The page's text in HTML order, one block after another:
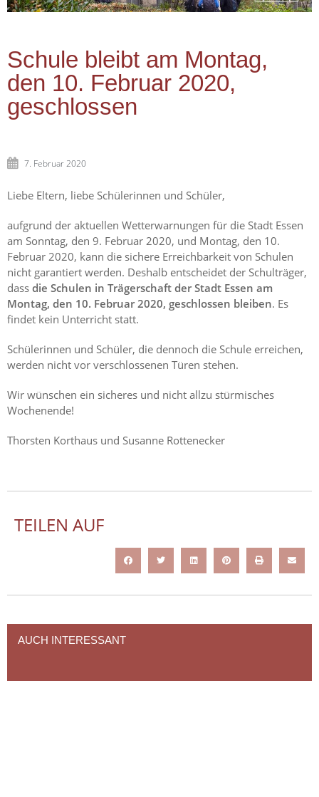
Schule bleibt am Montag,
den 10. Februar 2020,
geschlossen
7. Februar 2020
Liebe Eltern, liebe Schülerinnen und Schüler,
aufgrund der aktuellen Wetterwarnungen für die Stadt Essen
am Sonntag, den 9. Februar 2020, und Montag, den 10.
Februar 2020, kann die sichere Erreichbarkeit von Schulen
nicht garantiert werden. Deshalb entscheidet der Schulträger,
dass die Schulen in Trägerschaft der Stadt Essen am
Montag, den 10. Februar 2020, geschlossen bleiben. Es
findet kein Unterricht statt.
Schülerinnen und Schüler, die dennoch die Schule erreichen,
werden nicht vor verschlossenen Türen stehen.
Wir wünschen ein sicheres und nicht allzu stürmisches
Wochenende!
Thorsten Korthaus und Susanne Rottenecker
TEILEN AUF
AUCH INTERESSANT